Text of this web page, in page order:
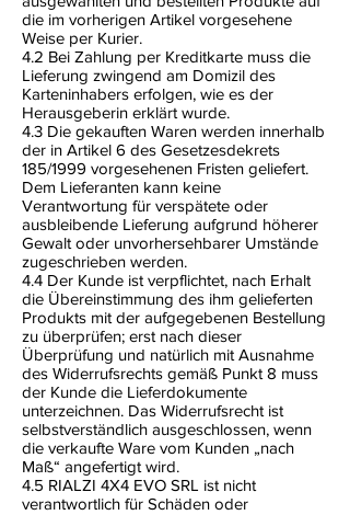
die im vorherigen Artikel vorgesehene
Weise per Kurier.
4.2 Bei Zahlung per Kreditkarte muss die
Lieferung zwingend am Domizil des
Karteninhabers erfolgen, wie es der
Herausgeberin erklärt wurde.
4.3 Die gekauften Waren werden innerhalb
der in Artikel 6 des Gesetzesdekrets
185/1999 vorgesehenen Fristen geliefert.
Dem Lieferanten kann keine
Verantwortung für verspätete oder
ausbleibende Lieferung aufgrund höherer
Gewalt oder unvorhersehbarer Umstände
zugeschrieben werden.
4.4 Der Kunde ist verpflichtet, nach Erhalt
die Übereinstimmung des ihm gelieferten
Produkts mit der aufgegebenen Bestellung
zu überprüfen; erst nach dieser
Überprüfung und natürlich mit Ausnahme
des Widerrufsrechts gemäß Punkt 8 muss
der Kunde die Lieferdokumente
unterzeichnen. Das Widerrufsrecht ist
selbstverständlich ausgeschlossen, wenn
die verkaufte Ware vom Kunden „nach
Maß“ angefertigt wird.
4.5 RIALZI 4X4 EVO SRL ist nicht
verantwortlich für Schäden oder